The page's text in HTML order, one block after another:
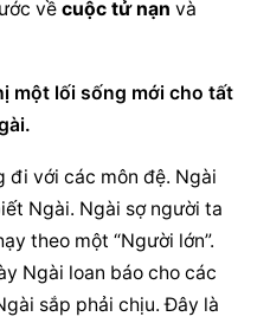
về cuộc tử nạn và
một lối sống mới cho tất
đi với các môn đệ. Ngài
Ngài. Ngài sợ người ta
theo một “Người lớn”.
Ngài loan báo cho các
sắp phải chịu. Đây là